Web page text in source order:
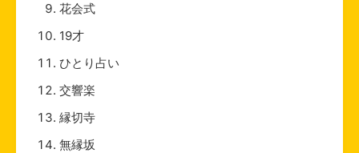
花会式
19才
ひとり占い
交響楽
縁切寺
無縁坂